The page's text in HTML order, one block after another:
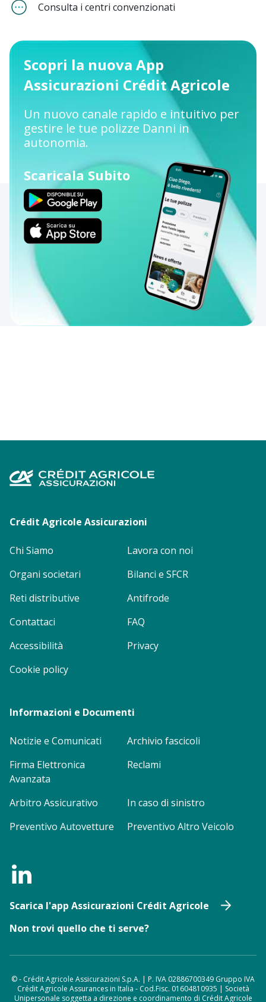
Consulta i centri convenzionati
Scopri la nuova App
Assicurazioni Crédit Agricole
Un nuovo canale rapido e intuitivo per
gestire le tue polizze Danni in
autonomia.
Scaricala Subito
Footer
menu
Crédit Agricole Assicurazioni
Chi Siamo
Lavora con noi
Organi societari
Bilanci e SFCR
Reti distributive
Antifrode
Contattaci
FAQ
Accessibilità
Privacy
Cookie policy
Informazioni e Documenti
Notizie e Comunicati
Archivio fascicoli
Firma Elettronica
Avanzata
Reclami
Arbitro Assicurativo
In caso di sinistro
Preventivo Autovetture
Preventivo Altro Veicolo
Scarica l'app Assicurazioni Crédit Agricole
Non trovi quello che ti serve?
© - Crédit Agricole Assicurazioni S.p.A. | P. IVA 02886700349 Gruppo IVA
Crédit Agricole Assurances in Italia - Cod.Fisc. 01604810935 | Società
Unipersonale soggetta a direzione e coordinamento di Crédit Agricole